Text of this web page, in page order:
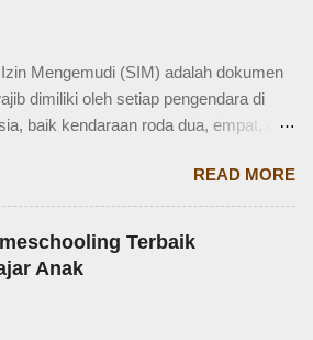
selesai kalau tidak antri. Tapi,
punya kese...
Memahami kosakata keluarga
santai, tetapi juga saat menulis,
bahkan dalam lingkungan kerja
Mengenal istilah keluarga akan
diri atau menceritakan silsilah
Contohnya, dalam bahasa Inggris:
Father Ibu = Mother Kakak laki-laki =
Adik perempuan = Younger sister
Uncle Bibi = Aunt Sepupu perempuan
Mengemudi (SIM) adalah dokumen
dimiliki oleh setiap pengendara di
baik kendaraan roda dua, empat, dan
adalah SIM D. Karena tidak
banyak yang bertanya SIM D
apa ya? Mengenal SIM D,
dan Cara Membuatnya
webstite resmi humas.polri.go.id,
dibuat untuk pengendara dengan
READ MORE
Terbaik
Anak